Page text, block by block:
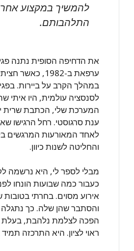
להמשיך במקצוע
התלהבותם.
את הדחיפה הסופית נתנה
ערפאת ב-1982,
במהלך הקרב על ביירות.
לסנסציה עולמית, היו איתי
המערכת שלי, הכתבת שרית
ענת סרגוסטי. רחל הרגישו
לאחד המאורעות המרגשים
והחליטה לשנות כיוון.
מבלי לספר לי, היא נרשמה
כעבור כמה שבועות הונחו
אירוע מסוים. בחרתי בטובות
והסתבר שהן שלה. כך נתגלה
הפכה לצלמת נלהבת, בעלת
ראוי לציון. היא התרכזה